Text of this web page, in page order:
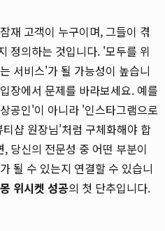
재 고객이 누구이며, 그들이 겪
정의하는 것입니다. '모두를 위
서비스'가 될 가능성이 높습니
장에서 문제를 바라보세요. 예를
공인'이 아니라 '인스타그램으로
샵 원장님'처럼 구체화해야 합
당신의 전문성 중 어떤 부분이
될 수 있는지 연결할 수 있습니
위시켓 성공의 첫 단추입니다.